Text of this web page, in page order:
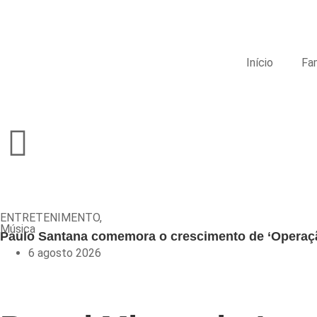
Início
ENTRETENIMENTO,
Música
Paulo Santana comemora o crescimento de
6 agosto 2026